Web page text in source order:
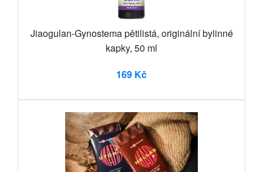
Jiaogulan-Gynostema pětilistá, originální bylinné
kapky, 50 ml
169 Kč